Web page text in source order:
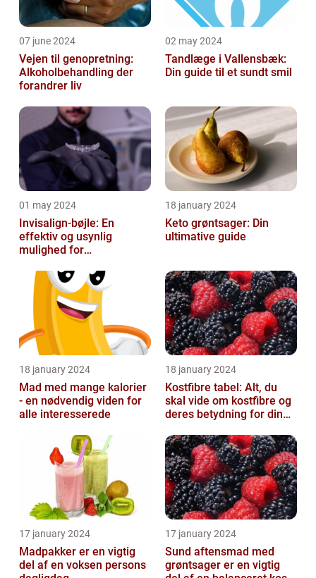
07 june 2024
Vejen til genopretning:
Alkoholbehandling der
forandrer liv
02 may 2024
Tandlæge i Vallensbæk:
Din guide til et sundt smil
01 may 2024
Invisalign-bøjle: En
effektiv og usynlig
mulighed for
18 january 2024
Keto grøntsager: Din
ultimative guide
18 january 2024
Mad med mange kalorier
- en nødvendig viden for
alle interesserede
18 january 2024
Kostfibre tabel: Alt, du
skal vide om kostfibre og
deres betydning for din
17 january 2024
Madpakker er en vigtig
del af en voksen persons
17 january 2024
Sund aftensmad med
grøntsager er en vigtig